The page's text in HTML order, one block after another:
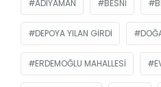
ADIYAMAN BESNI
DEPOYA YILAN GIRDI
ERDEMOĞLU MAHALLESI